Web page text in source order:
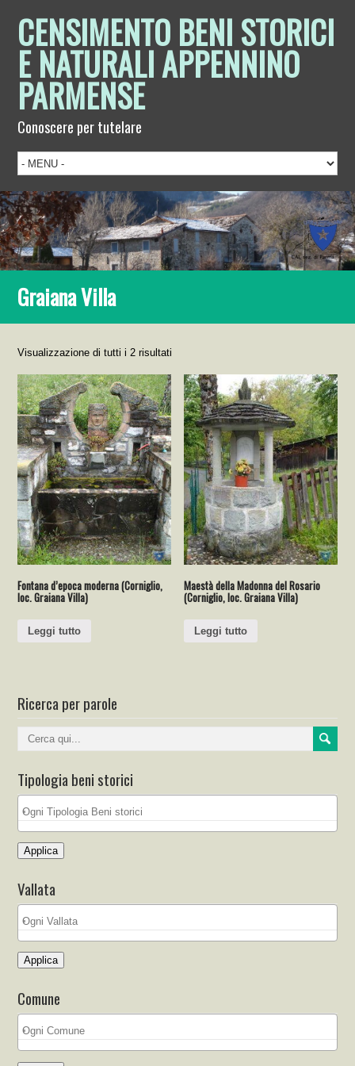
CENSIMENTO BENI STORICI
E NATURALI APPENNINO
PARMENSE
Conoscere per tutelare
Graiana Villa
Visualizzazione di tutti i 2 risultati
Fontana d’epoca moderna (Corniglio,
loc. Graiana Villa)
Leggi tutto
Maestà della Madonna del Rosario
(Corniglio, loc. Graiana Villa)
Leggi tutto
Ricerca per parole
Tipologia beni storici
Applica
Vallata
Applica
Comune